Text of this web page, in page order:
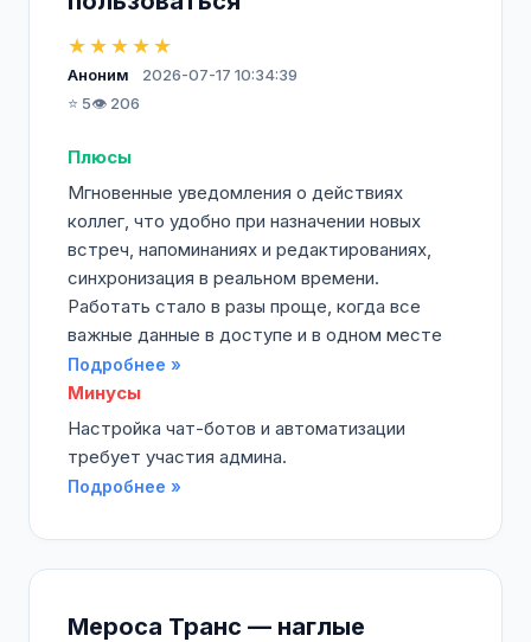
★★★★★
Аноним
2026-07-17 10:34:39
⭐ 5👁️ 206
Плюсы
Мгновенные уведомления о действиях
коллег, что удобно при назначении новых
встреч, напоминаниях и редактированиях,
синхронизация в реальном времени.
Работать стало в разы проще, когда все
важные данные в доступе и в одном месте
Подробнее »
Минусы
Настройка чат-ботов и автоматизации
требует участия админа.
Подробнее »
Мероса Транс — наглые